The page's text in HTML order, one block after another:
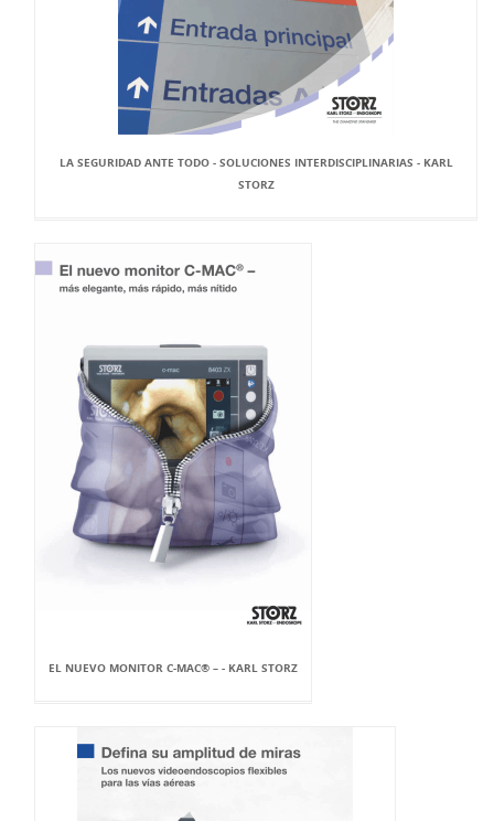
LA SEGURIDAD ANTE TODO - SOLUCIONES INTERDISCIPLINARIAS - KARL
STORZ
EL NUEVO MONITOR C-MAC® – - KARL STORZ